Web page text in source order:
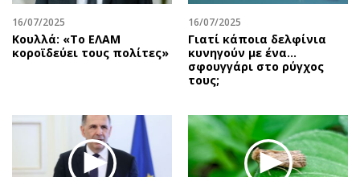
Υγεία
Πολιτική
Βουλευτικές 2026
Δημοσκοπήσεις
Διπλωματία
Αθλητισμός
The Hill
Υγεία
Αγγελίες
Ενοικιάζονται
Ζητούν εργασία
Θέσεις εργασίας
Geek
16/07/2025
Κουλλά: «Το ΕΛΑΜ
κοροϊδεύει τους πολίτες»
16/07/2025
Γιατί κάποια δελφίνια
κυνηγούν με ένα…
σφουγγάρι στο ρύγχος
τους;